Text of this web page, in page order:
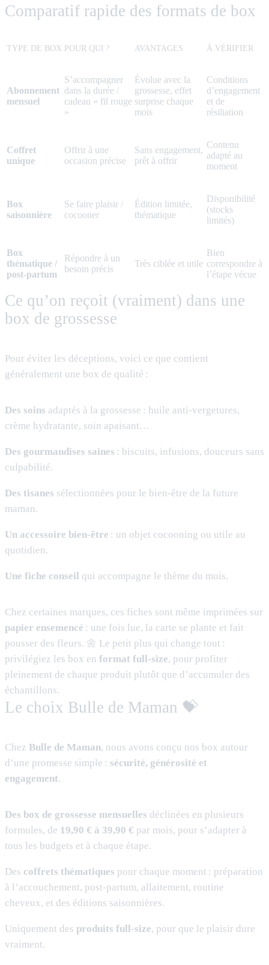
Comparatif rapide des formats de box
TYPE DE BOX POUR QUI ? AVANTAGES À VÉRIFIER
Abonnement
mensuel
S’accompagner
dans la durée /
cadeau « fil rouge
»
Évolue avec la
grossesse, effet
surprise chaque
mois
Conditions
d’engagement
et de
résiliation
Coffret
unique
Offrir à une
occasion précise
Sans engagement,
prêt à offrir
Contenu
adapté au
moment
Box
saisonnière
Se faire plaisir /
cocooner
Édition limitée,
thématique
Disponibilité
(stocks
limités)
Box
thématique /
post-partum
Répondre à un
besoin précis
Très ciblée et utile
Bien
correspondre à
l’étape vécue
Ce qu’on reçoit (vraiment) dans une
box de grossesse
Pour éviter les déceptions, voici ce que contient
généralement une box de qualité :
Des soins adaptés à la grossesse : huile anti-vergetures,
crème hydratante, soin apaisant…
Des gourmandises saines : biscuits, infusions, douceurs sans
culpabilité.
Des tisanes sélectionnées pour le bien-être de la future
maman.
Un accessoire bien-être : un objet cocooning ou utile au
quotidien.
Une fiche conseil qui accompagne le thème du mois.
Chez certaines marques, ces fiches sont même imprimées sur
papier ensemencé : une fois lue, la carte se plante et fait
pousser des fleurs. 🌼 Le petit plus qui change tout :
privilégiez les box en format full-size, pour profiter
pleinement de chaque produit plutôt que d’accumuler des
échantillons.
Le choix Bulle de Maman 💝
Chez Bulle de Maman, nous avons conçu nos box autour
d’une promesse simple : sécurité, générosité et
engagement.
Des box de grossesse mensuelles déclinées en plusieurs
formules, de 19,90 € à 39,90 € par mois, pour s’adapter à
tous les budgets et à chaque étape.
Des coffrets thématiques pour chaque moment : préparation
à l’accouchement, post-partum, allaitement, routine
cheveux, et des éditions saisonnières.
Uniquement des produits full-size, pour que le plaisir dure
vraiment.